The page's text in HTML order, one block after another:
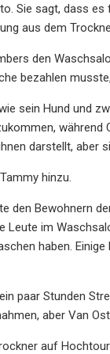
Sie sagt, dass
aus dem
den
bezahlen
sein Hund und
darstellt, aber
hinzu.
den Bewohnern
Leute im
haben.
paar Stunden
aber Van
auf